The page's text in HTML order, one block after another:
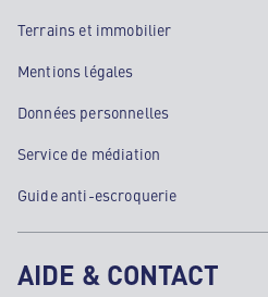
Terrains et immobilier
Mentions légales
Données personnelles
Service de médiation
Guide anti-escroquerie
AIDE & CONTACT